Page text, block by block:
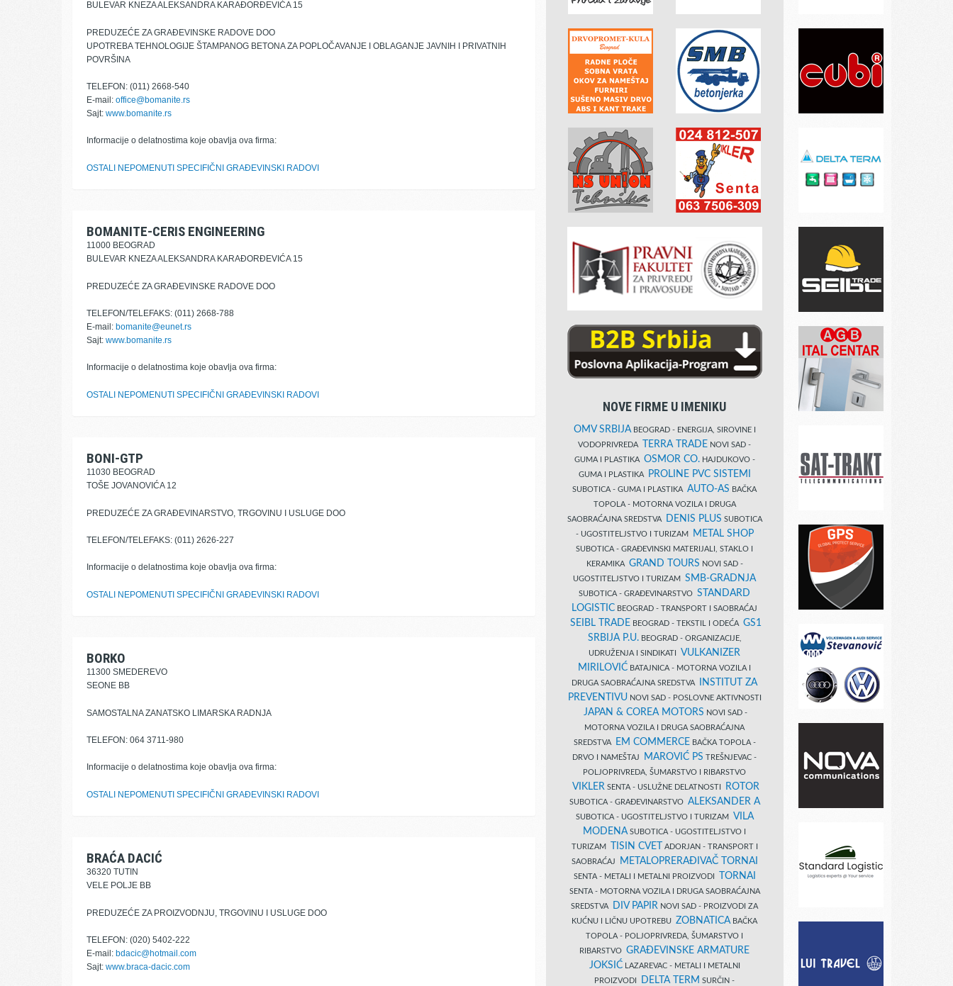
BULEVAR KNEZA ALEKSANDRA KARAĐORĐEVIĆA 15
PREDUZEĆE ZA GRAĐEVINSKE RADOVE DOO
UPOTREBA TEHNOLOGIJE ŠTAMPANOG BETONA ZA POPLOČAVANJE I OBLAGANJE JAVNIH I PRIVATNIH
POVRŠINA
TELEFON: (011) 2668-540
E-mail: office@bomanite.rs
Sajt: www.bomanite.rs
Informacije o delatnostima koje obavlja ova firma:
OSTALI NEPOMENUTI SPECIFIČNI GRAĐEVINSKI RADOVI
BOMANITE-CERIS ENGINEERING
11000 BEOGRAD
BULEVAR KNEZA ALEKSANDRA KARAĐORĐEVIĆA 15
PREDUZEĆE ZA GRAĐEVINSKE RADOVE DOO
TELEFON/TELEFAKS: (011) 2668-788
E-mail: bomanite@eunet.rs
Sajt: www.bomanite.rs
Informacije o delatnostima koje obavlja ova firma:
OSTALI NEPOMENUTI SPECIFIČNI GRAĐEVINSKI RADOVI
BONI-GTP
11030 BEOGRAD
TOŠE JOVANOVIĆA 12
PREDUZEĆE ZA GRAĐEVINARSTVO, TRGOVINU I USLUGE DOO
TELEFON/TELEFAKS: (011) 2626-227
Informacije o delatnostima koje obavlja ova firma:
OSTALI NEPOMENUTI SPECIFIČNI GRAĐEVINSKI RADOVI
BORKO
11300 SMEDEREVO
SEONE BB
SAMOSTALNA ZANATSKO LIMARSKA RADNJA
TELEFON: 064 3711-980
Informacije o delatnostima koje obavlja ova firma:
OSTALI NEPOMENUTI SPECIFIČNI GRAĐEVINSKI RADOVI
BRAĆA DACIĆ
36320 TUTIN
VELE POLJE BB
PREDUZEĆE ZA PROIZVODNJU, TRGOVINU I USLUGE DOO
TELEFON: (020) 5402-222
E-mail: bdacic@hotmail.com
Sajt: www.braca-dacic.com
NOVE FIRME U IMENIKU
OMV SRBIJABEOGRAD - ENERGIJA, SIROVINE I
VODOPRIVREDA
TERRA TRADE NOVI SAD -
GUMA I PLASTIKA OSMOR CO.HAJDUKOVO -
GUMA I PLASTIKA
PROLINE PVC SISTEMI
SUBOTICA - GUMA I PLASTIKA AUTO-AS BAČKA
TOPOLA - MOTORNA VOZILA I DRUGA
SAOBRAĆAJNA SREDSTVA
DENIS PLUS SUBOTICA
- UGOSTITELJSTVO I TURIZAM
METAL SHOP
SUBOTICA - GRAĐEVINSKI MATERIJALI, STAKLO I
KERAMIKA GRAND TOURS NOVI SAD -
UGOSTITELJSTVO I TURIZAM SMB-GRADNJA
SUBOTICA - GRAĐEVINARSTVO STANDARD
LOGISTIC BEOGRAD - TRANSPORT I SAOBRAĆAJ
SEIBL TRADE BEOGRAD - TEKSTIL I ODEĆA GS1
SRBIJA P.U.BEOGRAD - ORGANIZACIJE,
UDRUŽENJA I SINDIKATI VULKANIZER
MIRILOVIĆ BATAJNICA - MOTORNA VOZILA I
DRUGA SAOBRAĆAJNA SREDSTVA
INSTITUT ZA
PREVENTIVUNOVI SAD - POSLOVNE AKTIVNOSTI
JAPAN & COREA MOTORS NOVI SAD -
MOTORNA VOZILA I DRUGA SAOBRAĆAJNA
SREDSTVA
EM COMMERCE BAČKA TOPOLA -
DRVO I NAMEŠTAJ
MAROVIĆ PS TREŠNJEVAC -
POLJOPRIVREDA, ŠUMARSTVO I RIBARSTVO
VIKLER SENTA - USLUŽNE DELATNOSTI ROTOR
SUBOTICA - GRAĐEVINARSTVO ALEKSANDER A
SUBOTICA - UGOSTITELJSTVO I TURIZAM VILA
MODENA SUBOTICA - UGOSTITELJSTVO I
TURIZAM
TISIN CVET
ADORJAN - TRANSPORT I
SAOBRAĆAJ
METALOPRERAĐIVAČ TORNAI
SENTA - METALI I METALNI PROIZVODI TORNAI
SENTA - MOTORNA VOZILA I DRUGA SAOBRAĆAJNA
SREDSTVA
DIV PAPIR NOVI SAD - PROIZVODI ZA
KUĆNU I LIČNU UPOTREBU ZOBNATICA BAČKA
TOPOLA - POLJOPRIVREDA, ŠUMARSTVO I
RIBARSTVO GRAĐEVINSKE ARMATURE
JOKSIĆLAZAREVAC - METALI I METALNI
PROIZVODI
DELTA TERM SURČIN -